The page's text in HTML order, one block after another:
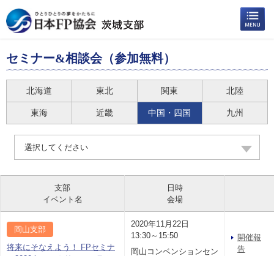
セミナー&相談会（参加無料）
北海道 東北 関東 北陸
東海 近畿 中国・四国 九州
選択してください
支部
イベント名
日時
会場
岡山支部
将来にそなえよう！ FPセミナ
2020年11月22日
13:30～15:50
岡山コンベンションセン
開催報
告